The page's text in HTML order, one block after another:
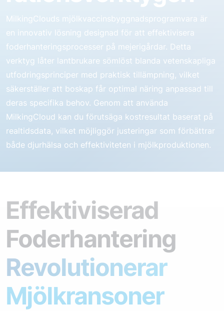
MilkingClouds mjölkvaccinsbyggnadsprogramvara är
en innovativ lösning designad för att effektivisera
foderhanteringsprocesser på mejerigårdar. Detta
verktyg låter lantbrukare sömlöst blanda vetenskapliga
utfodringsprinciper med praktisk tillämpning, vilket
säkerställer att boskap får optimal näring anpassad till
deras specifika behov. Genom att använda
MilkingCloud kan du förutsäga kostresultat baserat på
realtidsdata, vilket möjliggör justeringar som förbättrar
både djurhälsa och effektiviteten i mjölkproduktionen.
Effektiviserad
Foderhantering
Revolutionerar
Mjölkransoner